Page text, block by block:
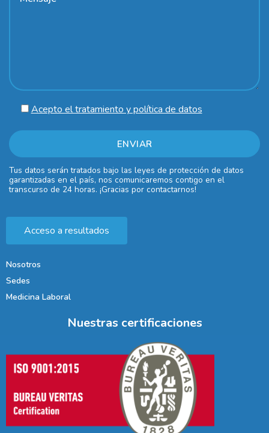
Acepto el tratamiento y política de datos
Tus datos serán tratados bajo las leyes de protección de datos
garantizadas en el país, nos comunicaremos contigo en el
transcurso de 24 horas. ¡Gracias por contactarnos!
Acceso a resultados
Nosotros
Sedes
Medicina Laboral
Nuestras certificaciones